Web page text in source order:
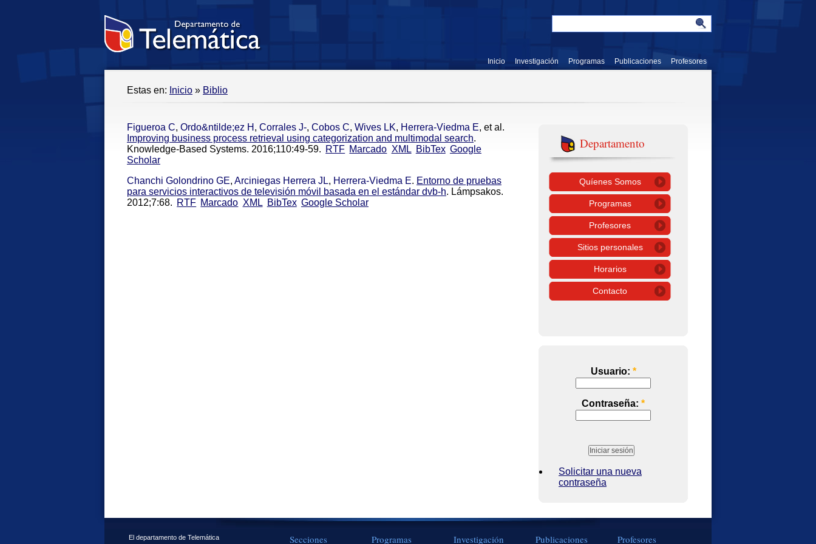
Inicio Investigación Programas Publicaciones Profesores
Estas en: Inicio » Biblio
Figueroa C, Ordo&ntilde;ez H , Corrales J-, Cobos C, Wives LK, Herrera-Viedma E, et al.
Improving business process retrieval using categorization and multimodal search.
Knowledge-Based Systems. 2016;110:49-59. RTF Marcado XML BibTex Google
Scholar
Chanchi Golondrino GE, Arciniegas Herrera JL, Herrera-Viedma E. Entorno de pruebas
para servicios interactivos de televisión móvil basada en el estándar dvb-h. Lámpsakos.
2012;7:68. RTF Marcado XML BibTex Google Scholar
Departamento
Quíenes Somos
Programas
Profesores
Sitios personales
Horarios
Contacto
Usuario: *
Contraseña: *
Solicitar una nueva
contraseña
El departamento de Telemática
Secciones Programas Investigación Publicaciones Profesores